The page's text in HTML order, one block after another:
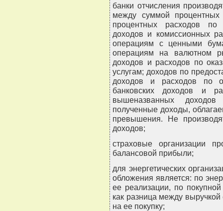
банки отчисления
между суммой
процентных расходов по
доходов и комиссионных
операциям с ценными
операциям на валютном
доходов и расходов по
услугам; доходов по
доходов и расходов по
банковских доходов и
вышеназванных
полученные доходы,
превышения. Не
доходов;
страховые организации
балансовой прибыли;
для энергетических
обложения является: по
ее реализации, по
как разница между
на ее покупку;